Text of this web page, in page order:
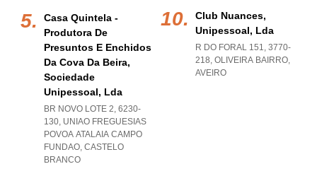
Casa Quintela -
Produtora De
Presuntos E Enchidos
Da Cova Da Beira,
Sociedade
Unipessoal, Lda
BR NOVO LOTE 2, 6230-
130, UNIAO FREGUESIAS
POVOA ATALAIA CAMPO
FUNDAO, CASTELO
BRANCO
Club Nuances,
Unipessoal, Lda
R DO FORAL 151, 3770-
218, OLIVEIRA BAIRRO,
AVEIRO